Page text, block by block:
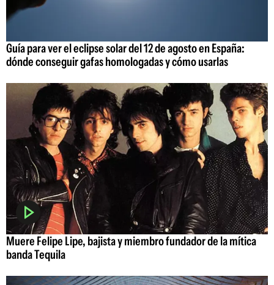
Guía para ver el eclipse solar del 12 de agosto en España:
dónde conseguir gafas homologadas y cómo usarlas
Muere Felipe Lipe, bajista y miembro fundador de la mítica
banda Tequila